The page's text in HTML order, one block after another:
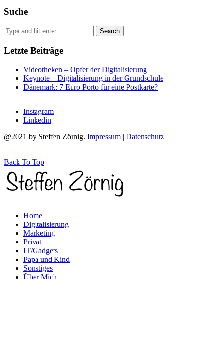
Suche
Letzte Beiträge
Videotheken – Opfer der Digitalisierung
Keynote – Digitalisierung in der Grundschule
Dänemark: 7 Euro Porto für eine Postkarte?
Instagram
Linkedin
@2021 by Steffen Zörnig. Impressum | Datenschutz
Back To Top
Home
Digitalisierung
Marketing
Privat
IT/Gadgets
Papa und Kind
Sonstiges
Über Mich